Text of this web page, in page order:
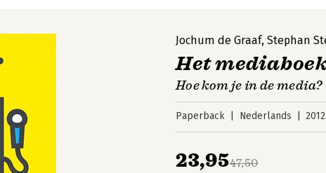
Jochum de Graaf, Stephan
Het
Hoe kom je in de media?
Paperback Nederlands 2012
47,50
23,95